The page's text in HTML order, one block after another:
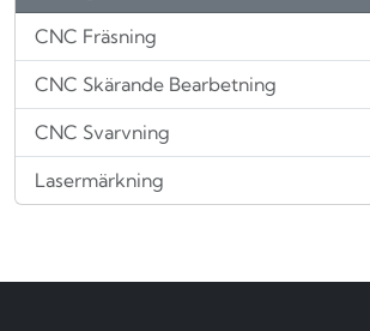
CNC Fräsning
CNC Skärande Bearbetning
CNC Svarvning
Lasermärkning